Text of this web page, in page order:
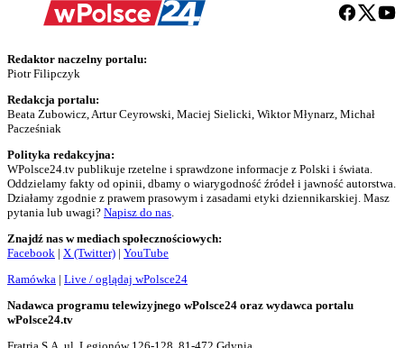
Redaktor naczelny portalu:
Piotr Filipczyk
Redakcja portalu:
Beata Zubowicz, Artur Ceyrowski, Maciej Sielicki, Wiktor Młynarz, Michał
Pacześniak
Polityka redakcyjna:
WPolsce24.tv publikuje rzetelne i sprawdzone informacje z Polski i świata.
Oddzielamy fakty od opinii, dbamy o wiarygodność źródeł i jawność autorstwa.
Działamy zgodnie z prawem prasowym i zasadami etyki dziennikarskiej. Masz
pytania lub uwagi? Napisz do nas
Znajdź nas w mediach społecznościowych:
Facebook | X (Twitter) | YouTube
Ramówka | Live / oglądaj wPolsce24
Nadawca programu telewizyjnego wPolsce24 oraz wydawca portalu
wPolsce24.tv